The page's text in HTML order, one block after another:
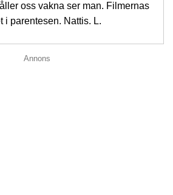
oss vakna ser man. Filmernas
i parentesen. Nattis. L.
Annons